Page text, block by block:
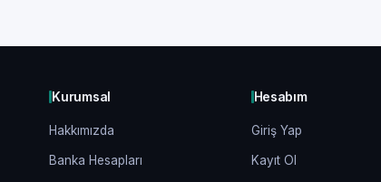
Kurumsal
Hakkımızda
Banka Hesapları
Hesabım
Giriş Yap
Kayıt Ol